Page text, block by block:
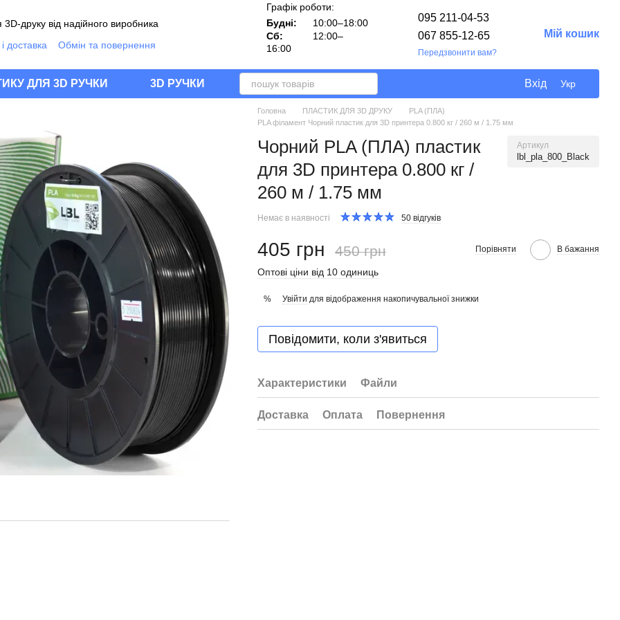
друку від надійного виробника
доставка
Обмін та повернення
Графік роботи:
Будні:
10:00–18:00
Сб:
12:00–
16:00
095 211-04-53
067 855-12-65
Передзвонити вам?
Мій кошик
ДЛЯ 3D РУЧКИ 3D РУЧКИ Вхід Укр
Головна ПЛАСТИК ДЛЯ 3D ДРУКУ
PLA (ПЛА)
PLA філамент Чорний пластик для 3D принтера 0.800 кг / 260 м / 1.75 мм
Чорний PLA (ПЛА) пластик
для 3D принтера 0.800 кг /
260 м / 1.75 мм
Артикул
lbl_pla_800_Black
Немає в наявності 50 відгуків
405 грн 450 грн Порівняти В бажання
Оптові ціни від 10 одиниць
% Увійти для відображення накопичувальної знижки
Повідомити, коли з'явиться
Характеристики Файли
Доставка Оплата Повернення